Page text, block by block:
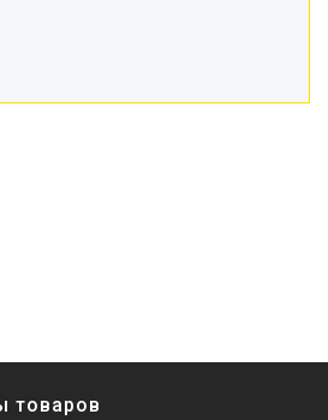
товаров